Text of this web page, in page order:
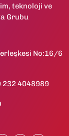
teknoloji ve
Grubu
No:16/6
232 4048989